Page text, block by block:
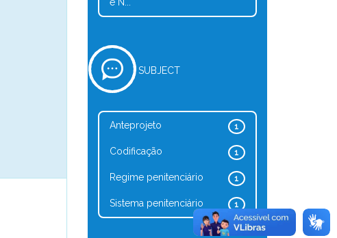
SUBJECT
1
Anteprojeto
1
Codificação
1
Regime penitenciário
1
Sistema penitenciário